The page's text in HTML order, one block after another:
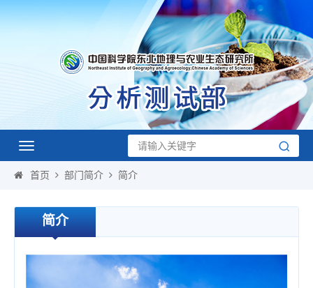
Toggle
navigation
首页
部门简介 简介
简介